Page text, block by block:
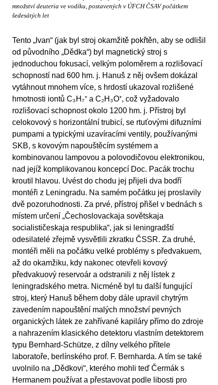
množství deuteria ve vodíku, postavených v ÚFCH ČSAV počátkem
šedesátých let
Tento „Ivan“ (jak byl stroj okamžitě pokřtěn, aby se odlišil
od původního „Dědka“) byl magnetický stroj s
jednoduchou fokusací, velkým poloměrem a rozlišovací
schopností nad 600 hm. j. Hanuš z něj ovšem dokázal
vytáhnout mnohem více, s hrdostí ukazoval rozlišené
hmotnosti iontů C₃H₇⁺ a C₂H₃O⁺, což vyžadovalo
rozlišovací schopnost okolo 1200 hm. j. Přístroj byl
celokovový s horizontální trubicí, se rtuťovými difuzními
pumpami a typickými uzavíracími ventily, používanými
SKB, s kovovým napouštěcím systémem a
kombinovanou lampovou a polovodičovou elektronikou,
nad jejíž komplikovanou koncepcí Doc. Pacák trochu
kroutil hlavou. Uvést do chodu jej přijeli dva bodří
montéři z Leningradu. Na samém počátku jej proslavily
dvě pozoruhodnosti. Za prvé, přístroj přišel v bednách s
místem určení „Čechoslovackaja sovětskaja
socialističeskaja respublika“, jak si leningradští
odesilatelé zřejmě vysvětlili zkratku ČSSR. Za druhé,
montéři měli na počátku velké problémy s předvakuem,
až do okamžiku, kdy nakonec otevřeli kovový
předvakuový reservoár a odstranili z něj lístek z
leningradského metra. Nicméně byl tu další fungující
stroj, který Hanuš během doby dále upravil chytrým
zavedením napouštění malých množství pevných
organických látek ze zahřívané kapiláry přímo do zdroje
a nahrazením klasického detektoru vlastním detektorem
typu Bernhard-Schütze, z dílny velkého přítele
laboratoře, berlínského prof. F. Bernharda. A tím se také
uvolnilo na „Dědkovi“, kterého mohli teď Čermák s
Hermanem používat a přestavovat podle libosti pro